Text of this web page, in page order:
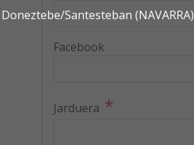
Santesteban (NAVARRA)
Facebook
Jarduera *